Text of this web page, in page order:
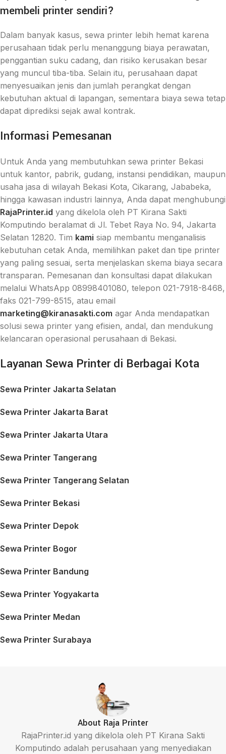
membeli printer sendiri?
Dalam banyak kasus, sewa printer lebih hemat karena
perusahaan tidak perlu menanggung biaya perawatan,
penggantian suku cadang, dan risiko kerusakan besar
yang muncul tiba-tiba. Selain itu, perusahaan dapat
menyesuaikan jenis dan jumlah perangkat dengan
kebutuhan aktual di lapangan, sementara biaya sewa tetap
dapat diprediksi sejak awal kontrak.
Informasi Pemesanan
Untuk Anda yang membutuhkan sewa printer Bekasi
untuk kantor, pabrik, gudang, instansi pendidikan, maupun
usaha jasa di wilayah Bekasi Kota, Cikarang, Jababeka,
hingga kawasan industri lainnya, Anda dapat menghubungi
RajaPrinter.id yang dikelola oleh PT Kirana Sakti
Komputindo beralamat di Jl. Tebet Raya No. 94, Jakarta
Selatan 12820. Tim kami siap membantu menganalisis
kebutuhan cetak Anda, memilihkan paket dan tipe printer
yang paling sesuai, serta menjelaskan skema biaya secara
transparan. Pemesanan dan konsultasi dapat dilakukan
melalui WhatsApp 08998401080, telepon 021-7918-8468,
faks 021-799-8515, atau email
marketing@kiranasakti.com agar Anda mendapatkan
solusi sewa printer yang efisien, andal, dan mendukung
kelancaran operasional perusahaan di Bekasi.
Layanan Sewa Printer di Berbagai Kota
Sewa Printer Jakarta Selatan
Sewa Printer Jakarta Barat
Sewa Printer Jakarta Utara
Sewa Printer Tangerang
Sewa Printer Tangerang Selatan
Sewa Printer Bekasi
Sewa Printer Depok
Sewa Printer Bogor
Sewa Printer Bandung
Sewa Printer Yogyakarta
Sewa Printer Medan
Sewa Printer Surabaya
About Raja Printer
RajaPrinter.id yang dikelola oleh PT Kirana Sakti
Komputindo adalah perusahaan yang menyediakan